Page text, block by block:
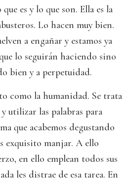
es y lo que son. Ella es la
Lo hacen muy bien.
a engañar y estamos ya
lo seguirán haciendo sino
bien y a perpetuidad.
como la humanidad. Se trata
utilizar las palabras para
que acabemos degustando
exquisito manjar. A ello
en ello emplean todos sus
les distrae de esa tarea. En